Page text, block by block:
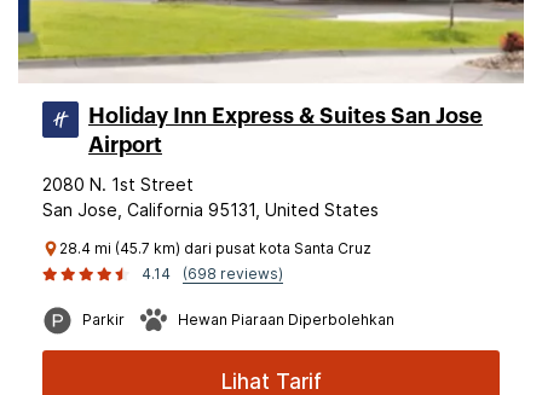
Holiday Inn Express & Suites San Jose
Airport
2080 N. 1st Street
San Jose, California 95131, United States
28.4 mi (45.7 km) dari pusat kota Santa Cruz
4.14
(698 reviews)
Parkir Hewan Piaraan Diperbolehkan
Lihat Tarif